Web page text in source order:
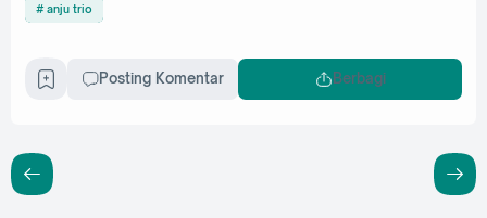
anju trio
Posting Komentar Berbagi